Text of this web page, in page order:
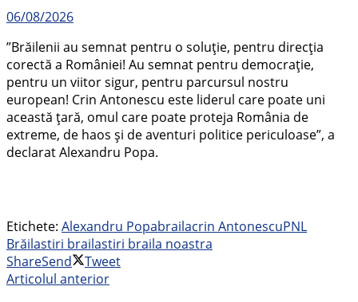
06/08/2026
”Brăilenii au semnat pentru o soluție, pentru direcția
corectă a României! Au semnat pentru democrație,
pentru un viitor sigur, pentru parcursul nostru
european! Crin Antonescu este liderul care poate uni
această țară, omul care poate proteja România de
extreme, de haos și de aventuri politice periculoase”, a
declarat Alexandru Popa.
Etichete: Alexandru Popabrailacrin AntonescuPNL
Brăilastiri brailastiri braila noastra
ShareSend
Tweet
Articolul anterior